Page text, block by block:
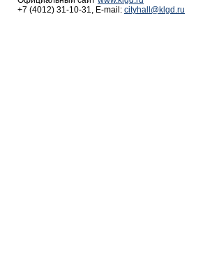
+7 (4012) 31-10-31, E-mail: cityhall@klgd.ru